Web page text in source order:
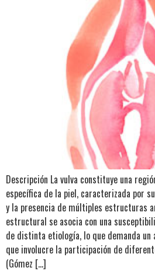
Descripción La vulva constituye una
específica de la piel, caracterizada por
y la presencia de múltiples estructuras
estructural se asocia con una
de distinta etiología, lo que demanda
que involucre la participación de
(Gómez […]